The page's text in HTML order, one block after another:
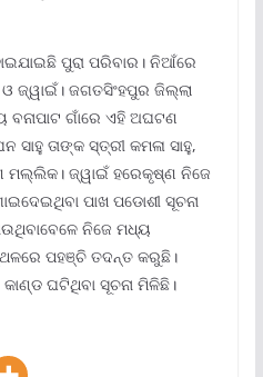
ପୁରା ପରିବାର। ନିଆଁରେ
ଜ୍ୱାଇଁ। ଜଗତସିଂହପୁର ଜିଲ୍ଲା
ବନାପାଟ ଗାଁରେ ଏହି ଅଘଟଣ
ତାଙ୍କ ସ୍ତ୍ରୀ କମଳା ସାହୁ,
ମଲ୍ଲିକ। ଜ୍ୱାଇଁ ହରେକୃଷ୍ଣ ନିଜେ
ପାଖ ପଡୋଶୀ ସୂଚନା
ନିଜେ ମଧ୍ୟ
ପହଞ୍ଚି ତଦନ୍ତ କରୁଛି।
ଘଟିଥିବା ସୂଚନା ମିଳିଛି।